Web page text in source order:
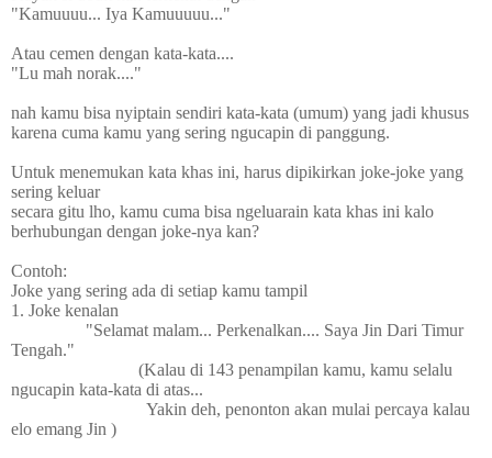
"Kamuuuu... Iya Kamuuuuu..."
Atau cemen dengan kata-kata....
"Lu mah norak...."
nah kamu bisa nyiptain sendiri kata-kata (umum) yang jadi khusus
karena cuma kamu yang sering ngucapin di panggung.
Untuk menemukan kata khas ini, harus dipikirkan joke-joke yang
sering keluar
secara gitu lho, kamu cuma bisa ngeluarain kata khas ini kalo
berhubungan dengan joke-nya kan?
Contoh:
Joke yang sering ada di setiap kamu tampil
1. Joke kenalan
"Selamat malam... Perkenalkan.... Saya Jin Dari Timur
Tengah."
(Kalau di 143 penampilan kamu, kamu selalu
ngucapin kata-kata di atas...
Yakin deh, penonton akan mulai percaya kalau
elo emang Jin )